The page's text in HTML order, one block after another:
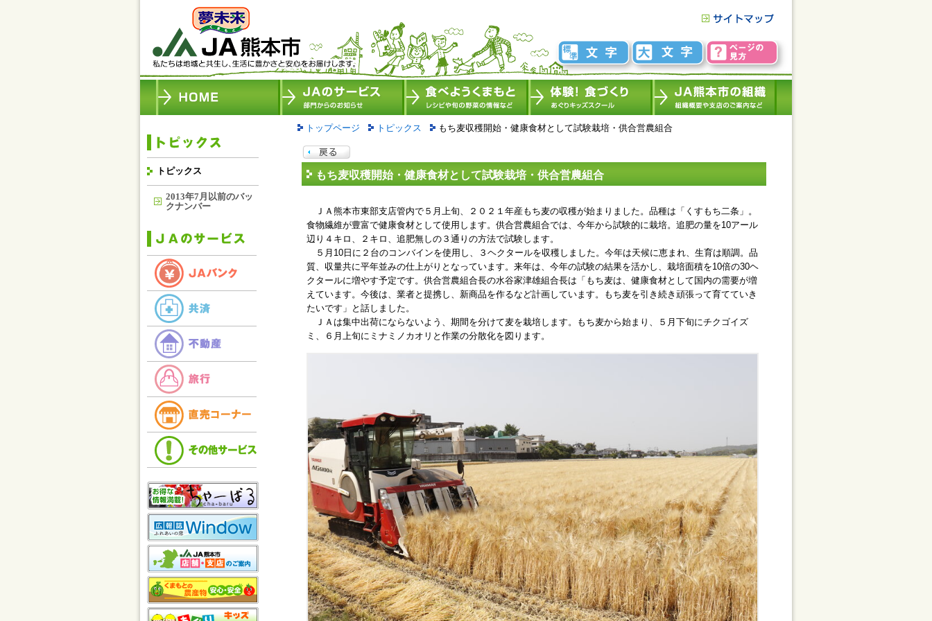
トピックス
2013年7月以前のバッ
クナンバー
トップページ トピックス もち麦収穫開始・健康食材として試験栽培・供合営農組合
もち麦収穫開始・健康食材として試験栽培・供合営農組合
ＪＡ熊本市東部支店管内で５月上旬、２０２１年産もち麦の収穫が始まりました。品種は「くすもち二条」。
食物繊維が豊富で健康食材として使用します。供合営農組合では、今年から試験的に栽培。追肥の量を10アール
辺り４キロ、２キロ、追肥無しの３通りの方法で試験します。
５月10日に２台のコンバインを使用し、３ヘクタールを収穫しました。今年は天候に恵まれ、生育は順調。品
質、収量共に平年並みの仕上がりとなっています。来年は、今年の試験の結果を活かし、栽培面積を10倍の30ヘ
クタールに増やす予定です。供合営農組合長の水谷家津雄組合長は「もち麦は、健康食材として国内の需要が増
えています。今後は、業者と提携し、新商品を作るなど計画しています。もち麦を引き続き頑張って育てていき
たいです」と話しました。
ＪＡは集中出荷にならないよう、期間を分けて麦を栽培します。もち麦から始まり、５月下旬にチクゴイズ
ミ、６月上旬にミナミノカオリと作業の分散化を図ります。